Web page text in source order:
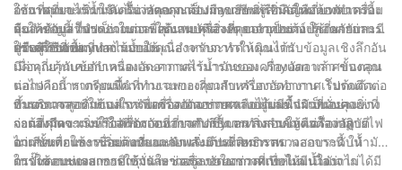
ใช้งานที่ยาวนาน ดังนั้น หากคุณต้องการเรียนรู้เพิ่มเติมเกี่ยวกับเครื่อง
มือสำคัญนี้ โปรดอ่านต่อเพื่อค้นพบทุกสิ่งที่คุณจำเป็นต้องรู้เกี่ยวกับการ
ใช้เครื่องอัดอากาศไร้น้ำมัน
อากาศแบบไร้น้ำมัน ไม่ว่าคุณจะเป็นมืออาชีพหรือมือใหม่ บทความนี้
จะให้ข้อมูลที่จำเป็นในการใช้งานเครื่องอัดอากาศอย่างปลอดภัยและมี
ประสิทธิภาพ
ก่อนที่คุณจะเริ่มใช้เครื่องอัดอากาศ Jinyuan สิ่งสำคัญคือต้องทำความ
คุ้นเคยกับส่วนประกอบและคุณสมบัติต่างๆ ของอุปกรณ์ ใช้เวลาอ่าน
คู่มือผู้ใช้ที่ Jinyuan มอบให้ เนื่องจากจะทำให้คุณได้รับข้อมูลเชิงลึกอัน
มีค่าเกี่ยวกับข้อกำหนดและความสามารถของเครื่องอัดอากาศของคุณ
นอกจากนี้ หากคุณมีคำถามเฉพาะเกี่ยวกับเครื่องอัดอากาศ โปรดติดต่อ
ทีมบริการลูกค้าของเราเพื่อขอความช่วยเหลือได้เลย จำเป็นอย่างยิ่งที่
จะต้องมีความเข้าใจที่ชัดเจนเกี่ยวกับวิธีการทำงานของเครื่องอัด
อากาศเพื่อใช้งานอย่างปลอดภัยและมีประสิทธิภาพ
การเตรียมพื้นที่ทำงานของคุณสำหรับการดำเนินงาน
เมื่อคุณคุ้นเคยกับเครื่องอัดอากาศไร้น้ำมันของ Jinyuan แล้ว ขั้นตอน
ต่อไปคือการเตรียมพื้นที่ทำงานของคุณสำหรับการทำงาน เริ่มต้นด้วย
การตรวจสอบให้แน่ใจว่าเครื่องอัดอากาศวางอยู่บนพื้นผิวที่มั่นคง ห่าง
จากสิ่งกีดขวางหรืออันตรายที่อาจเกิดขึ้น ตรวจสอบให้แน่ใจว่าสายไฟ
ไม่เสียหายและเชื่อมต่อกับแหล่งพลังงานที่เหมาะสม นอกจากนี้ ให้
ตรวจสอบช่องอากาศเข้าและช่องระบายอากาศเพื่อให้แน่ใจว่าไม่ได้มี
ขั้นตอนการเริ่มต้นสำหรับเครื่องอัดอากาศแบบไม่มีน้ำมันของคุณ
ก่อนที่คุณจะเริ่มใช้เครื่องอัดอากาศ Jinyuan สิ่งสำคัญคือต้องปฏิบัติ
ตามขั้นตอนการเริ่มต้นที่แนะนำ เริ่มต้นด้วยการตรวจสอบระดับน้ำมัน
ในปั๊มคอมเพรสเซอร์ให้มั่นใจว่าอยู่ภายในช่วงที่กำหนด เนื่องจาก
การใช้งานและการบำรุงรักษาเครื่องอัดอากาศแบบไม่มีน้ำมัน